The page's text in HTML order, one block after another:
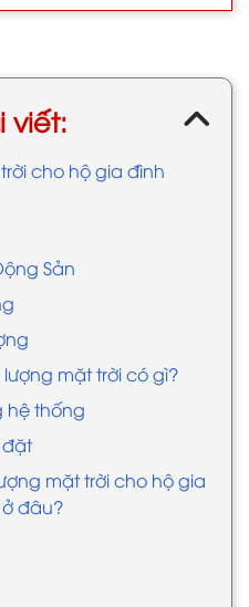
viết:
cho hộ gia đình
Sản
mặt trời có gì?
hệ thống
đặt
mặt trời cho hộ gia
đâu?